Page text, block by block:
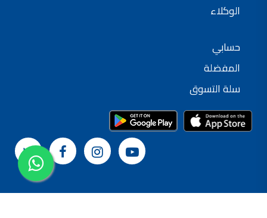
الوكلاء
حسابي
المفضلة
سلة التسوق